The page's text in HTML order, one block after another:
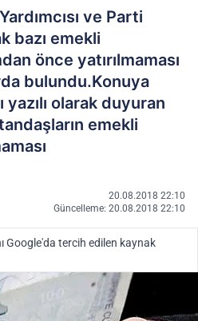
ve Parti
bazı emekli
önce yatırılmaması
bulundu.Konuya
yazılı olarak duyuran
emekli
20.08.2018 22:10
Güncelleme: 20.08.2018 22:10
Google'da tercih edilen kaynak